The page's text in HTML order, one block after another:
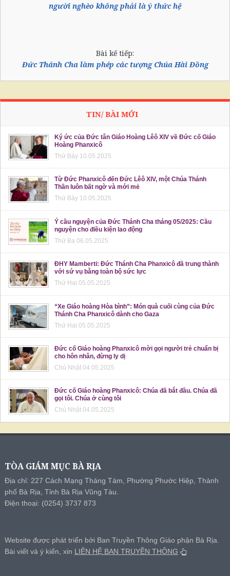
người nghèo không phải là ý thức hệ
Bài kế tiếp:
Đức Thánh Cha làm phép các tượng Chúa Hài Đồng
TIN/ BÀI MỚI
Ký ức của Đức tân Giáo Hoàng Lêô XIV về Đức cố Giáo
Hoàng Phanxicô
Thứ Bảy 10.05.2025
Từ Đức Phanxicô đến Đức Lêô XIV, một Chúa Thánh
Thần luôn bất ngờ và mới mẻ
Thứ Bảy 10.05.2025
Ý cầu nguyện của Đức Thánh Cha tháng 05/2025: Cầu
nguyện cho điều kiện lao động
Thứ Ba 06.05.2025
ĐHY Mamberti: Đức Thánh Cha Phanxicô đã trung thành
với sứ vụ bằng toàn bộ sức lực
Thứ Hai 05.05.2025
“Xe Giáo hoàng Hòa bình”: Món quà cuối cùng của Đức
Thánh Cha Phanxicô dành cho Gaza
Thứ Hai 05.05.2025
Đức cố Giáo hoàng Phanxicô mời gọi người trẻ chuẩn bị
cho hôn nhân, đừng ly dị
Chủ Nhật 04.05.2025
Đức cố Giáo hoàng Phanxicô: Chúa đã bắt đầu. Chúa đã
gọi tôi. Chúa ở cùng tôi
Chủ Nhật 04.05.2025
TÒA GIÁM MỤC BÀ RỊA
Địa chỉ: 227 Cách Mạng Tháng Tám, Phường Phước Hiệp, Thành
phố Bà Rịa, Tỉnh Bà Rịa Vũng Tàu.
Điện thoại: (0254) 3737 873
Website được phát triển bởi Ban Truyền Thông Giáo phận Bà Rịa.
Bài viết và ý kiến, xin LIÊN HỆ BAN TRUYỀN THÔNG